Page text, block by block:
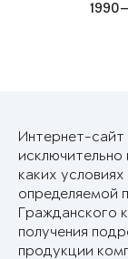
Интернет-
каких
определяемой
Гражданского
получения
продукции